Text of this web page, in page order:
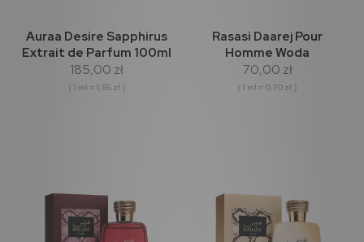
Auraa Desire Sapphirus
Extrait de Parfum 100ml
185,00 zł
( 1 ml = 1,85 zł )
Rasasi Daarej Pour
Homme Woda
Perfumowana 100ml
70,00 zł
( 1 ml = 0,70 zł )